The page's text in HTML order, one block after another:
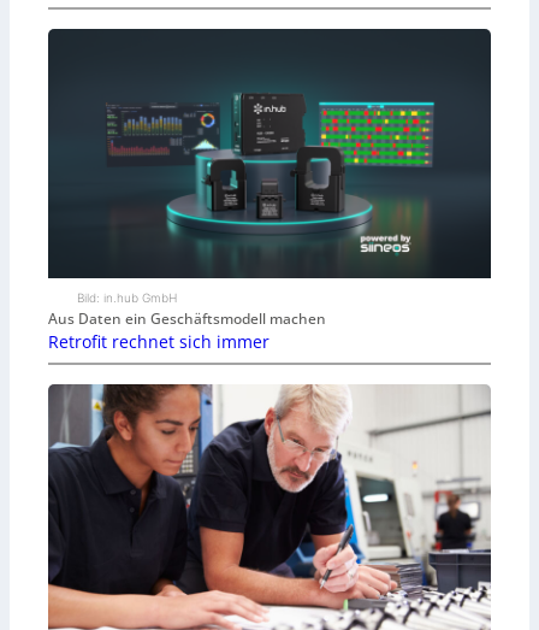
Bild: in.hub GmbH
Aus Daten ein Geschäftsmodell machen
Retrofit rechnet sich immer